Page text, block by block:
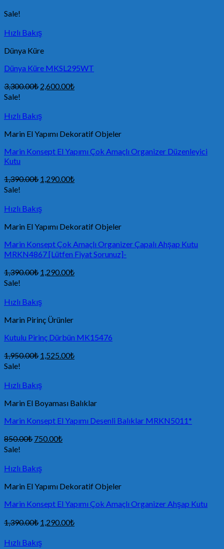
Sale!
Hızlı Bakış
Dünya Küre
Dünya Küre MKSL295WT
3,300.00₺ 2,600.00₺
Sale!
Hızlı Bakış
Marin El Yapımı Dekoratif Objeler
Marin Konsept El Yapımı Çok Amaçlı Organizer Düzenleyici
Kutu
1,390.00₺ 1,290.00₺
Sale!
Hızlı Bakış
Marin El Yapımı Dekoratif Objeler
Marin Konsept Çok Amaçlı Organizer Çapalı Ahşap Kutu
MRKN4867 [Lütfen Fiyat Sorunuz]-
1,390.00₺ 1,290.00₺
Sale!
Hızlı Bakış
Marin Pirinç Ürünler
Kutulu Pirinç Dürbün MK15476
1,950.00₺ 1,525.00₺
Sale!
Hızlı Bakış
Marin El Boyaması Balıklar
Marin Konsept El Yapımı Desenli Balıklar MRKN5011*
850.00₺ 750.00₺
Sale!
Hızlı Bakış
Marin El Yapımı Dekoratif Objeler
Marin Konsept El Yapımı Çok Amaçlı Organizer Ahşap Kutu
1,390.00₺ 1,290.00₺
Hızlı Bakış